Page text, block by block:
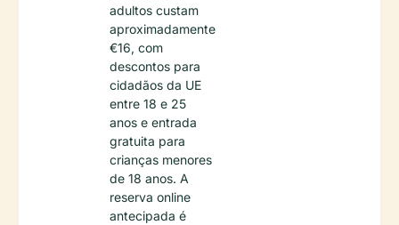
adultos custam
aproximadamente
€16, com
descontos para
cidadãos da UE
entre 18 e 25
anos e entrada
gratuita para
crianças menores
de 18 anos. A
reserva online
antecipada é